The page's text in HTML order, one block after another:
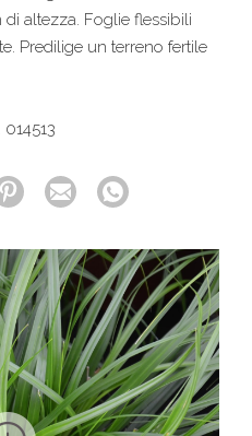
altezza. Foglie flessibili
Predilige un terreno fertile
014513